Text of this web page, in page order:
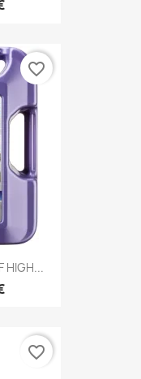
HIGH...
favorite_border
favorite_border